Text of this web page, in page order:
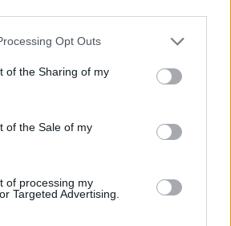
Opt Outs
of the Sharing of my
of the Sale of my
of processing my
Targeted Advertising.
ΓΙΑΝΝΑΚΟΠΟΥΛΟΣ Α.Ε.